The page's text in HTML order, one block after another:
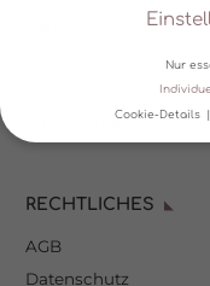
Zahlungsoptionen
Mein Kundenkonto
RECHTLICHES
AGB
Datenschutz
Nur
Cookie-Details
Wir verwenden Cookies
helfen, diese Website